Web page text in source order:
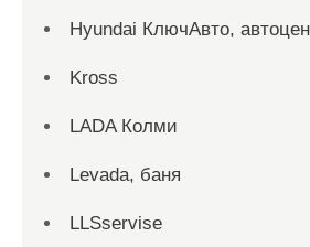
Hyundai КлючАвто,
Kross
LADA Колми
Levada, баня
LLSservise